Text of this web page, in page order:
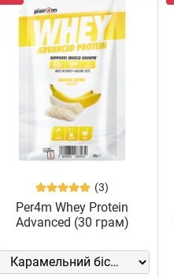
(3)
Per4m Whey Protein
Advanced (30 грам)